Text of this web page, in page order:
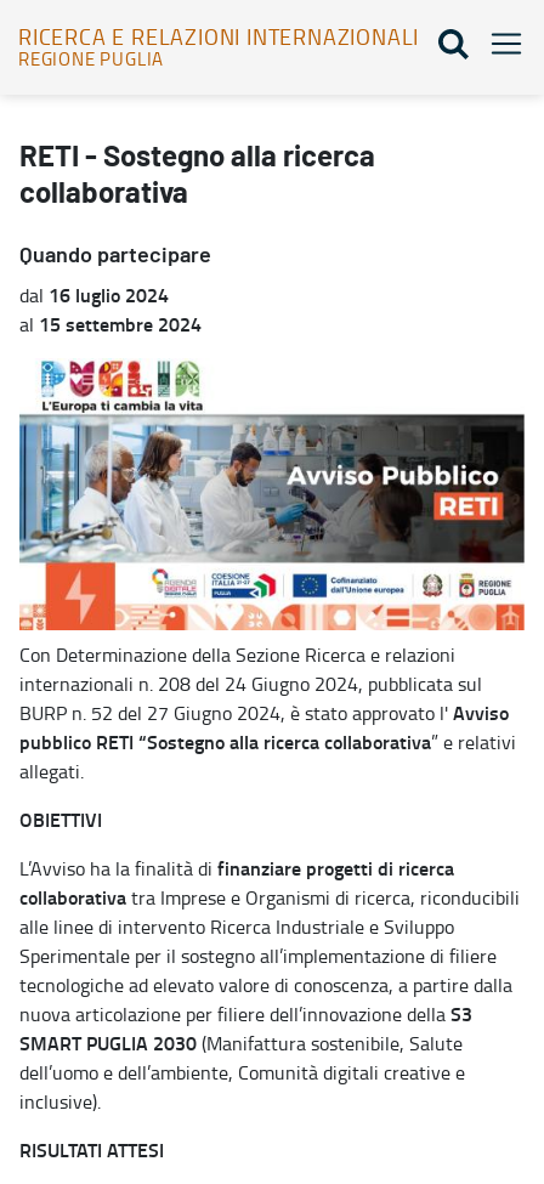
RICERCA E RELAZIONI INTERNAZIONALI
REGIONE PUGLIA
RETI - Sostegno alla ricerca
collaborativa
Quando partecipare
dal 16 luglio 2024
al 15 settembre 2024
Con Determinazione della Sezione Ricerca e relazioni
internazionali n. 208 del 24 Giugno 2024, pubblicata sul
BURP n. 52 del 27 Giugno 2024, è stato approvato l'Avviso
pubblico RETI “Sostegno alla ricerca collaborativa” e relativi
allegati.
OBIETTIVI
L’Avviso ha la finalità di finanziare progetti di ricerca
collaborativatra Imprese e Organismi di ricerca, riconducibili
alle linee di intervento Ricerca Industriale e Sviluppo
Sperimentale per il sostegno all’implementazione di filiere
tecnologiche ad elevato valore di conoscenza, a partire dalla
nuova articolazione per filiere dell’innovazione dellaS3
SMART PUGLIA 2030(Manifattura sostenibile, Salute
dell’uomo e dell’ambiente, Comunità digitali creative e
inclusive).
RISULTATI ATTESI